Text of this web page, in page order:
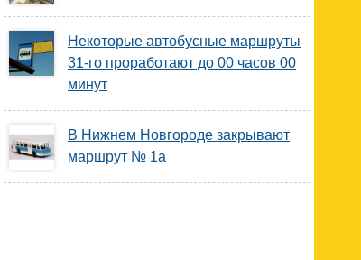
Некоторые автобусные маршруты
31-го проработают до 00 часов 00
минут
В Нижнем Новгороде закрывают
маршрут № 1а